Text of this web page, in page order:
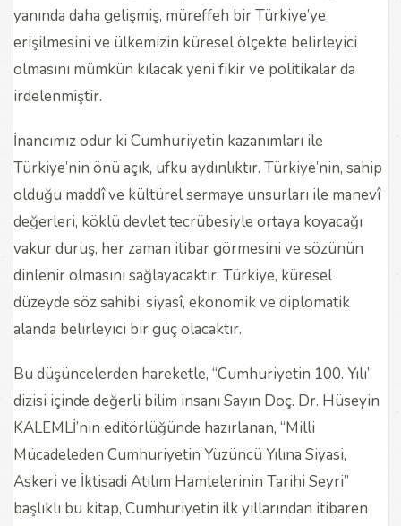
yanında daha gelişmiş, müreffeh bir Türkiye’ye
erişilmesini ve ülkemizin küresel ölçekte belirleyici
olmasını mümkün kılacak yeni fikir ve politikalar da
irdelenmiştir.
İnancımız odur ki Cumhuriyetin kazanımları ile
Türkiye’nin önü açık, ufku aydınlıktır. Türkiye’nin, sahip
olduğu maddî ve kültürel sermaye unsurları ile manevî
değerleri, köklü devlet tecrübesiyle ortaya koyacağı
vakur duruş, her zaman itibar görmesini ve sözünün
dinlenir olmasını sağlayacaktır. Türkiye, küresel
düzeyde söz sahibi, siyasî, ekonomik ve diplomatik
alanda belirleyici bir güç olacaktır.
Bu düşüncelerden hareketle, “Cumhuriyetin 100. Yılı”
dizisi içinde değerli bilim insanı Sayın Doç. Dr. Hüseyin
KALEMLİ’nin editörlüğünde hazırlanan, “Milli
Mücadeleden Cumhuriyetin Yüzüncü Yılına Siyasi,
Askeri ve İktisadi Atılım Hamlelerinin Tarihi Seyri”
başlıklı bu kitap, Cumhuriyetin ilk yıllarından itibaren